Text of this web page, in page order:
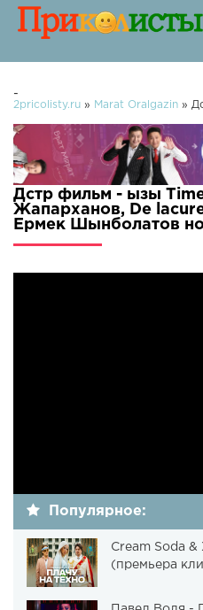
-
2pricolisty.ru » Marat Oralgazin » Дстр
Дстр фильм - ызы
Жапарханов, De
Ермек Шынболатов
Популярное:
Cream Soda
(премьера